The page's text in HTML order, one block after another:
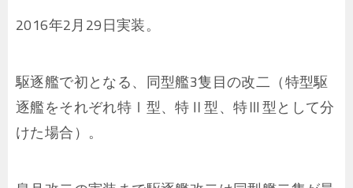
2016年2月29日実装。
駆逐艦で初となる、同型艦3隻目の改二（特型駆
逐艦をそれぞれ特Ⅰ型、特Ⅱ型、特Ⅲ型として分
けた場合）。